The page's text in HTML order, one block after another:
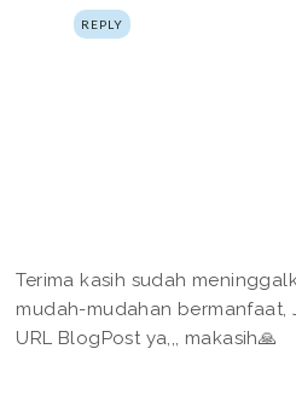
REPLY
Terima kasih sudah
mudah-mudahan bermanfaat,
URL BlogPost ya,,, makasih🙏